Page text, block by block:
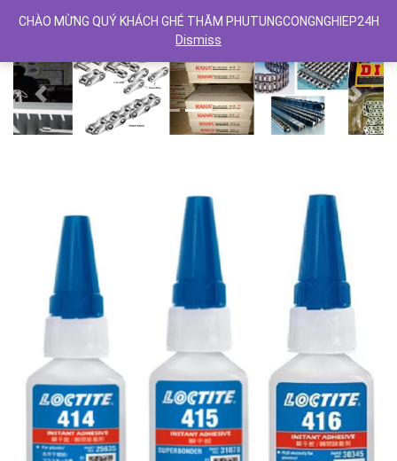
Previous Next
CHÀO MỪNG QUÝ KHÁCH GHÉ THĂM PHUTUNGCONGNGHIEP24H
Dismiss